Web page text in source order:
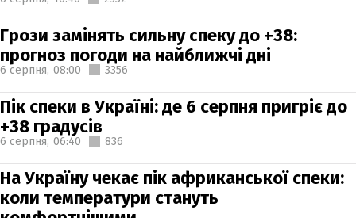
Грози замінять сильну спеку до +38:
прогноз погоди на найближчі дні
6 серпня, 08:00 3356
Пік спеки в Україні: де 6 серпня пригріє до
+38 градусів
6 серпня, 06:40 836
На Україну чекає пік африканської спеки:
коли температури стануть